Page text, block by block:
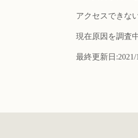
アクセスできな
現在原因を調査
最終更新日:2021/